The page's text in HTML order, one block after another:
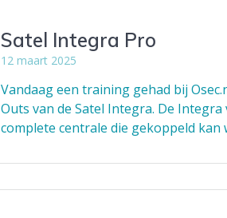
Satel Integra Pro
12 maart 2025
Vandaag een training gehad bij
Outs van de Satel Integra. De Integra
complete centrale die gekoppeld kan